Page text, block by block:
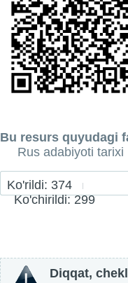
Bu resurs quyudagi
Rus adabiyoti tarixi
Ko'rildi: 374
Ko'chirildi: 299
Diqqat,